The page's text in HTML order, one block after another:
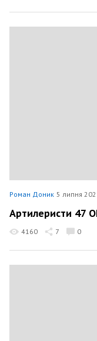
Роман Доник 5 липня
Артилеристи 47
4160 7 0